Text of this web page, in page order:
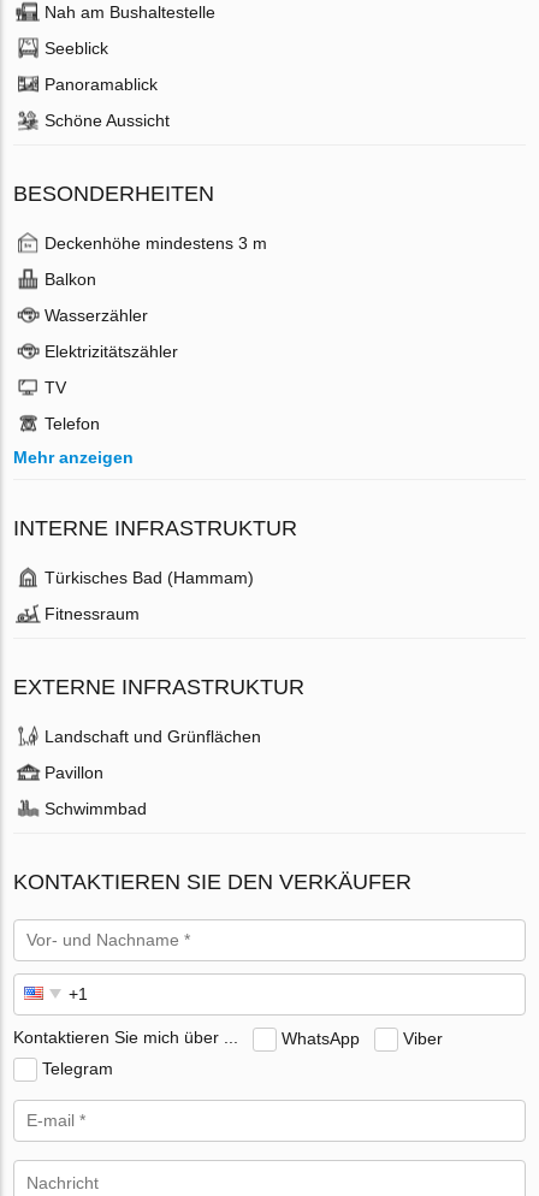
Nah am Bushaltestelle
Seeblick
Panoramablick
Schöne Aussicht
BESONDERHEITEN
Deckenhöhe mindestens 3 m
Balkon
Wasserzähler
Elektrizitätszähler
TV
Telefon
Mehr anzeigen
INTERNE INFRASTRUKTUR
Türkisches Bad (Hammam)
Fitnessraum
EXTERNE INFRASTRUKTUR
Landschaft und Grünflächen
Pavillon
Schwimmbad
KONTAKTIEREN SIE DEN VERKÄUFER
Kontaktieren Sie mich über ... WhatsApp
Viber
Telegram